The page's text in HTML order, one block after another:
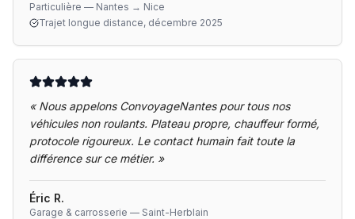
Particulière — Nantes → Nice
Trajet longue distance, décembre 2025
« Nous appelons ConvoyageNantes pour tous nos
véhicules non roulants. Plateau propre, chauffeur formé,
protocole rigoureux. Le contact humain fait toute la
différence sur ce métier. »
Éric R.
Garage & carrosserie — Saint-Herblain